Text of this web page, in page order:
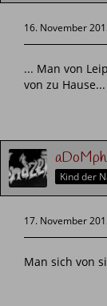
16. November
... Man von
von zu Hause...
aDoMph
Kind der
17. November
Man sich von